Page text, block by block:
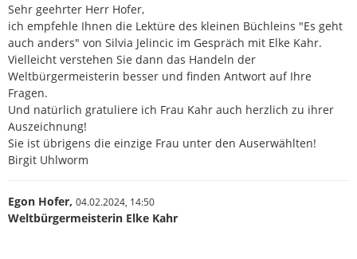
Sehr geehrter Herr Hofer,
ich empfehle Ihnen die Lektüre des kleinen Büchleins "Es geht
auch anders" von Silvia Jelincic im Gespräch mit Elke Kahr.
Vielleicht verstehen Sie dann das Handeln der
Weltbürgermeisterin besser und finden Antwort auf Ihre
Fragen.
Und natürlich gratuliere ich Frau Kahr auch herzlich zu ihrer
Auszeichnung!
Sie ist übrigens die einzige Frau unter den Auserwählten!
Birgit Uhlworm
Egon Hofer, 04.02.2024, 14:50
Weltbürgermeisterin Elke Kahr